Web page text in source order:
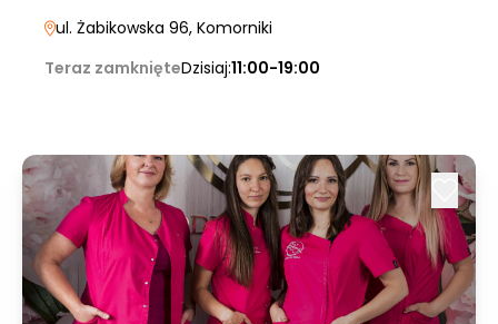
ul. Żabikowska 96, Komorniki
Teraz zamknięteDzisiaj:11:00-19:00